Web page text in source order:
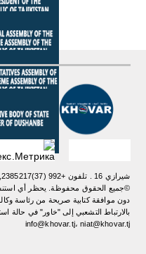
شيرازي 16 . تلفون +992 (37)2385217, +992 (37) 2232383فاكس.
©جميع الحقوق محفوظة. يحظر أي
دون موافقة كتابية صريحة من رئاسة
بالارتباط التشعبي إلى "خاور" في حالة
info@khovar.tj، niat@khovar.tj